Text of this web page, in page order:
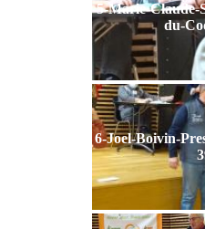
5-Marie-Claude-
du-
6-Joel-Boivin-